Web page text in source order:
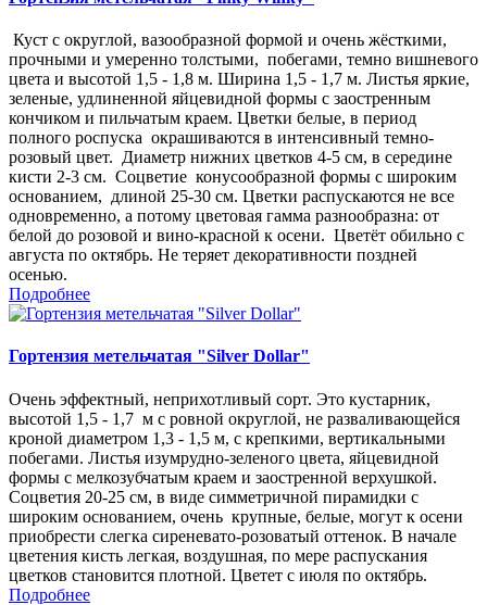
Куст с округлой, вазообразной формой и очень жёсткими,
прочными и умеренно толстыми, побегами, темно вишневого
цвета и высотой 1,5 - 1,8 м. Ширина 1,5 - 1,7 м. Листья яркие,
зеленые, удлиненной яйцевидной формы с заостренным
кончиком и пильчатым краем. Цветки белые, в период
полного роспуска окрашиваются в интенсивный темно-
розовый цвет. Диаметр нижних цветков 4-5 см, в середине
кисти 2-3 см. Соцветие конусообразной формы с широким
основанием, длиной 25-30 см. Цветки распускаются не все
одновременно, а потому цветовая гамма разнообразна: от
белой до розовой и вино-красной к осени. Цветёт обильно с
августа по октябрь. Не теряет декоративности поздней
осенью.
Подробнее
Гортензия метельчатая "Silver Dollar"
Очень эффектный, неприхотливый сорт. Это кустарник,
высотой 1,5 - 1,7 м с ровной округлой, не разваливающейся
кроной диаметром 1,3 - 1,5 м, с крепкими, вертикальными
побегами. Листья изумрудно-зеленого цвета, яйцевидной
формы с мелкозубчатым краем и заостренной верхушкой.
Соцветия 20-25 см, в виде симметричной пирамидки с
широким основанием, очень крупные, белые, могут к осени
приобрести слегка сиреневато-розоватый оттенок. В начале
цветения кисть легкая, воздушная, по мере распускания
цветков становится плотной. Цветет с июля по октябрь.
Подробнее